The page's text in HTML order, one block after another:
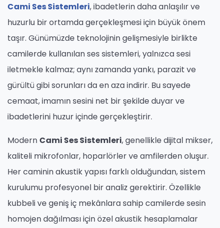
Cami Ses Sistemleri, ibadetlerin daha anlaşılır ve
huzurlu bir ortamda gerçekleşmesi için büyük önem
taşır. Günümüzde teknolojinin gelişmesiyle birlikte
camilerde kullanılan ses sistemleri, yalnızca sesi
iletmekle kalmaz; aynı zamanda yankı, parazit ve
gürültü gibi sorunları da en aza indirir. Bu sayede
cemaat, imamın sesini net bir şekilde duyar ve
ibadetlerini huzur içinde gerçekleştirir.
Modern Cami Ses Sistemleri, genellikle dijital mikser,
kaliteli mikrofonlar, hoparlörler ve amfilerden oluşur.
Her caminin akustik yapısı farklı olduğundan, sistem
kurulumu profesyonel bir analiz gerektirir. Özellikle
kubbeli ve geniş iç mekânlara sahip camilerde sesin
homojen dağılması için özel akustik hesaplamalar